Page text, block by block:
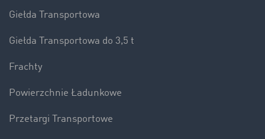
Giełda Transportowa
Giełda Transportowa do 3,5 t
Frachty
Powierzchnie Ładunkowe
Przetargi Transportowe